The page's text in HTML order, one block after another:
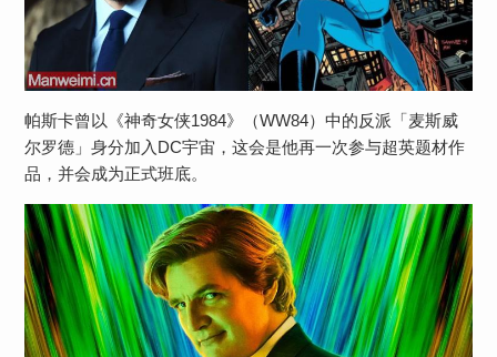
帕斯卡曾以《神奇女侠1984》（WW84）中的反派「麦斯威
尔罗德」身分加入DC宇宙，这会是他再一次参与超英题材作
品，并会成为正式班底。